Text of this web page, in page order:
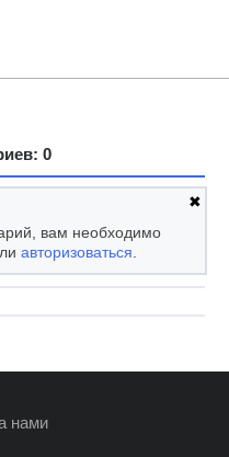
0
✖
вам необходимо
авторизоваться
нами